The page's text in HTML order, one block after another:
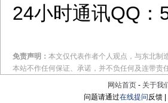
24小时通讯QQ：
免责声明： 本文仅代表作者个人观点，与东北制
本站不作任何保证、承诺，并不负任何及连带
网站首页 - 关于我
问题请通过在线提问反馈 |